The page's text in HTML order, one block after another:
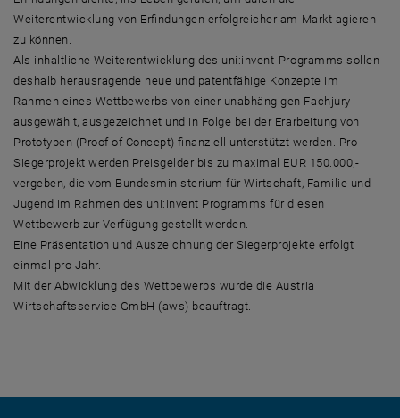
Weiterentwicklung von Erfindungen erfolgreicher am Markt agieren
zu können.
Als inhaltliche Weiterentwicklung des uni:invent-Programms sollen
deshalb herausragende neue und patentfähige Konzepte im
Rahmen eines Wettbewerbs von einer unabhängigen Fachjury
ausgewählt, ausgezeichnet und in Folge bei der Erarbeitung von
Prototypen (Proof of Concept) finanziell unterstützt werden. Pro
Siegerprojekt werden Preisgelder bis zu maximal EUR 150.000,-
vergeben, die vom Bundesministerium für Wirtschaft, Familie und
Jugend im Rahmen des uni:invent Programms für diesen
Wettbewerb zur Verfügung gestellt werden.
Eine Präsentation und Auszeichnung der Siegerprojekte erfolgt
einmal pro Jahr.
Mit der Abwicklung des Wettbewerbs wurde die Austria
Wirtschaftsservice GmbH (aws) beauftragt.